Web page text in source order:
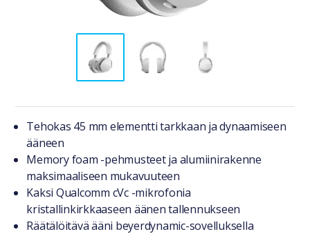
Tuotteesta lyhyesti
Tehokas 45 mm elementti tarkkaan ja dynaamiseen
ääneen
Memory foam -pehmusteet ja alumiinirakenne
maksimaaliseen mukavuuteen
Kaksi Qualcomm cVc -mikrofonia
kristallinkirkkaaseen äänen tallennukseen
Räätälöitävä ääni beyerdynamic-sovelluksella